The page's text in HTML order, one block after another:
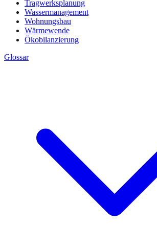
Tragwerksplanung
Wassermanagement
Wohnungsbau
Wärmewende
Ökobilanzierung
Glossar